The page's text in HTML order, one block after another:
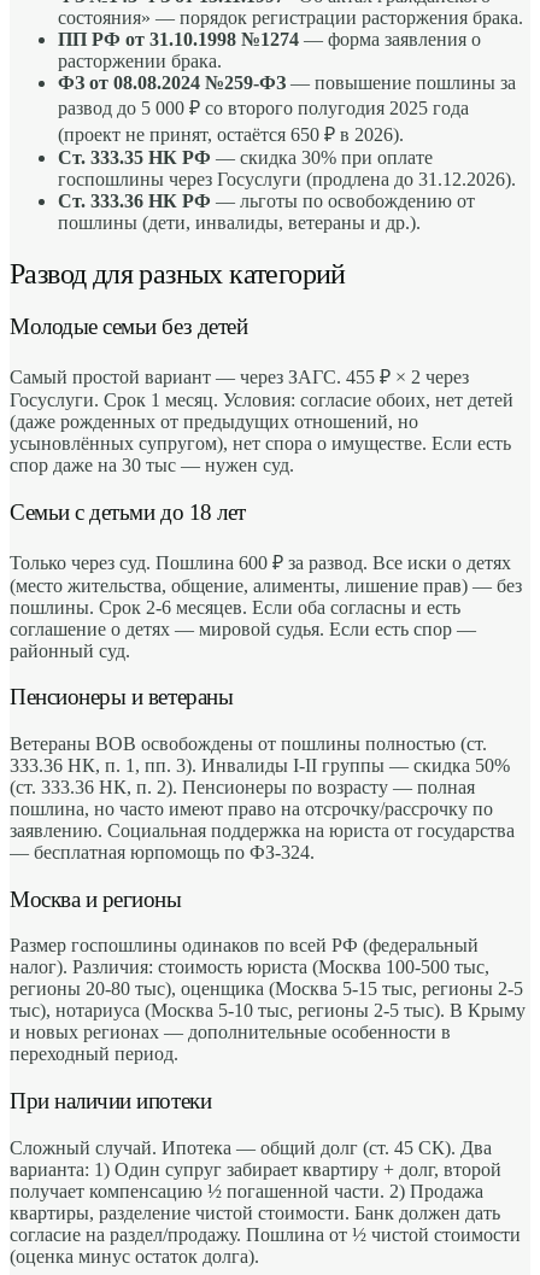
состояния» — порядок регистрации расторжения брака.
ПП РФ от 31.10.1998 №1274 — форма заявления о
расторжении брака.
ФЗ от 08.08.2024 №259-ФЗ — повышение пошлины за
развод до 5 000 ₽ со второго полугодия 2025 года
(проект не принят, остаётся 650 ₽ в 2026).
Ст. 333.35 НК РФ — скидка 30% при оплате
госпошлины через Госуслуги (продлена до 31.12.2026).
Ст. 333.36 НК РФ — льготы по освобождению от
пошлины (дети, инвалиды, ветераны и др.).
Развод для разных категорий
Молодые семьи без детей
Самый простой вариант — через ЗАГС. 455 ₽ × 2 через
Госуслуги. Срок 1 месяц. Условия: согласие обоих, нет детей
(даже рожденных от предыдущих отношений, но
усыновлённых супругом), нет спора о имуществе. Если есть
спор даже на 30 тыс — нужен суд.
Семьи с детьми до 18 лет
Только через суд. Пошлина 600 ₽ за развод. Все иски о детях
(место жительства, общение, алименты, лишение прав) — без
пошлины. Срок 2-6 месяцев. Если оба согласны и есть
соглашение о детях — мировой судья. Если есть спор —
районный суд.
Пенсионеры и ветераны
Ветераны ВОВ освобождены от пошлины полностью (ст.
333.36 НК, п. 1, пп. 3). Инвалиды I-II группы — скидка 50%
(ст. 333.36 НК, п. 2). Пенсионеры по возрасту — полная
пошлина, но часто имеют право на отсрочку/рассрочку по
заявлению. Социальная поддержка на юриста от государства
— бесплатная юрпомощь по ФЗ-324.
Москва и регионы
Размер госпошлины одинаков по всей РФ (федеральный
налог). Различия: стоимость юриста (Москва 100-500 тыс,
регионы 20-80 тыс), оценщика (Москва 5-15 тыс, регионы 2-5
тыс), нотариуса (Москва 5-10 тыс, регионы 2-5 тыс). В Крыму
и новых регионах — дополнительные особенности в
переходный период.
При наличии ипотеки
Сложный случай. Ипотека — общий долг (ст. 45 СК). Два
варианта: 1) Один супруг забирает квартиру + долг, второй
получает компенсацию ½ погашенной части. 2) Продажа
квартиры, разделение чистой стоимости. Банк должен дать
согласие на раздел/продажу. Пошлина от ½ чистой стоимости
(оценка минус остаток долга).